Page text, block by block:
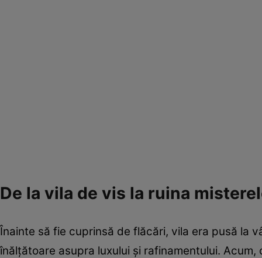
De la vila de vis la ruina
Înainte să fie cuprinsă de flăcări, vila era pusă la
înălțătoare asupra luxului și rafinamentului.